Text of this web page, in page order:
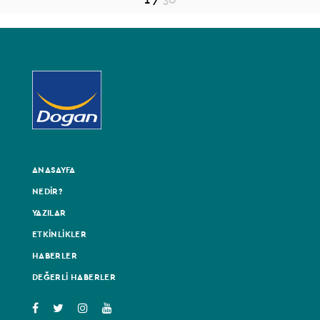
ANASAYFA
NEDİR?
YAZILAR
ETKİNLİKLER
HABERLER
DEĞERLİ HABERLER